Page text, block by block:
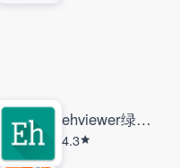
ehviewer绿色版
4.3